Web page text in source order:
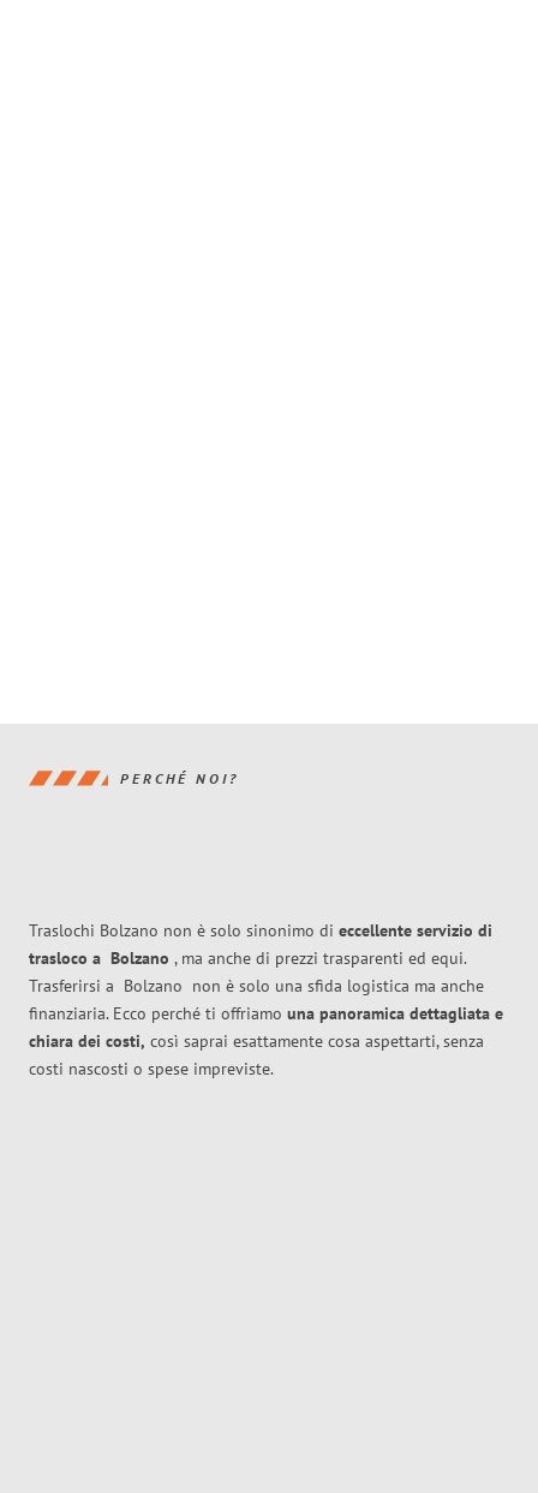
PERCHÉ NOI?
Traslochi Bolzano non è solo sinonimo di eccellente servizio di
trasloco a Bolzano , ma anche di prezzi trasparenti ed equi.
Trasferirsi a Bolzano non è solo una sfida logistica ma anche
finanziaria. Ecco perché ti offriamo una panoramica dettagliata e
chiara dei costi, così saprai esattamente cosa aspettarti, senza
costi nascosti o spese impreviste.